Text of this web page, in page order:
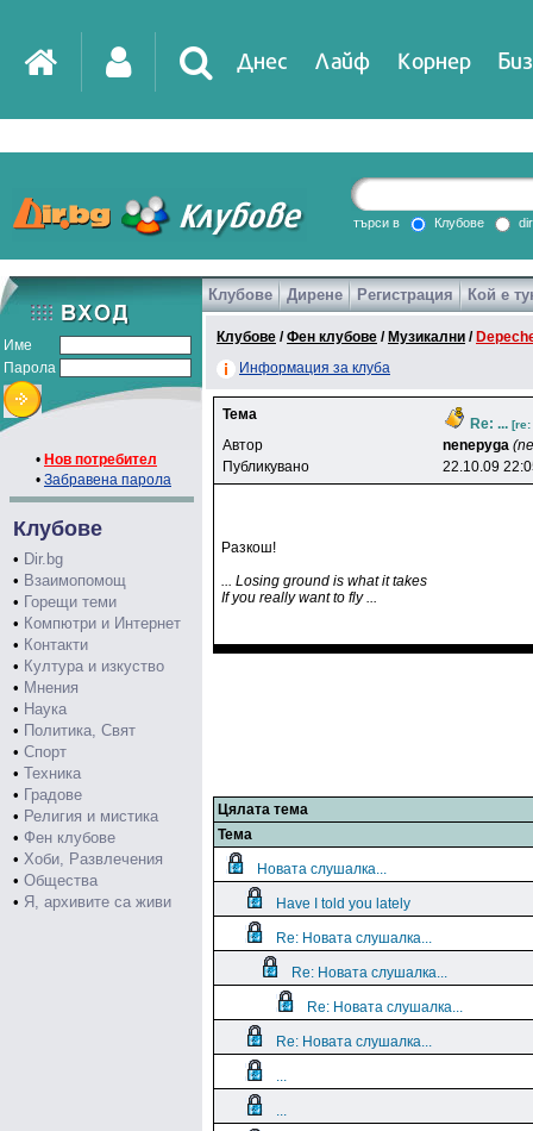
Днес Лайф Корнер
DirTV Impressio
Games
търси в Клубове
Име
Парола
• Нов потребител
• Забравена парола
Клубове
• Dir.bg
• Взаимопомощ
• Горещи теми
• Компютри и Интернет
• Контакти
• Култура и изкуство
• Мнения
• Наука
• Политика, Свят
• Спорт
• Техника
• Градове
• Религия и мистика
• Фен клубове
• Хоби, Развлечения
• Общества
• Я, архивите са живи
Клубове Дирене Регистрация Кой е
Клубове /Фен клубове / Музикални /
Информация за клуба
Тема
Re: ...
Автор nenepyga
Публикувано
22.10.09
Разкош!
... Losing ground is what it takes
If you really want to fly ...
Цялата тема
Тема
Новата слушалка...
Have I told you lately
Re: Новата слушалка...
Re: Новата слушалка...
Re: Новата слушалка...
Re: Новата слушалка...
...
...